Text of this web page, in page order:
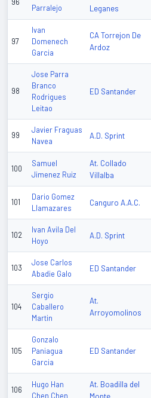
96
Parralejo
Leganes
97
Ivan
Domenech
Garcia
CA Torrejon De
Ardoz
98
Jose Parra
Branco
Rodrigues
Leitao
ED Santander
99
Javier Fraguas
Navea
A.D. Sprint
100
Samuel
Jimenez Ruiz
At. Collado
Villalba
101
Dario Gomez
Llamazares
Canguro A.A.C.
102
Ivan Avila Del
Hoyo
A.D. Sprint
103
Jose Carlos
Abadie Galo
ED Santander
104
Sergio
Caballero
Martin
At.
Arroyomolinos
105
Gonzalo
Paniagua
Garcia
ED Santander
106
Hugo Han
Chen Chen
At. Boadilla del